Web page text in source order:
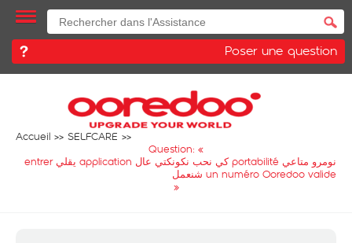
Poser une question
Accueil
SELFCARE
Question: «
نومرو متاعي portabilité كي نحب نكونكتي عال application يقلي entrer
un numéro Ooredoo valide شنعمل
»